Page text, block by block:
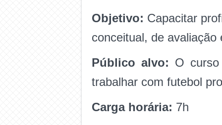
Objetivo: Capacitar
conceitual, de
Público alvo: O
trabalhar com futebol
Carga horária: 7h